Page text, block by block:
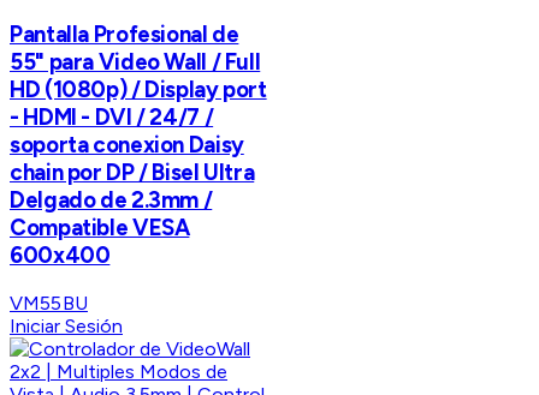
Pantalla Profesional de
55" para Video Wall / Full
HD (1080p) / Display port
- HDMI - DVI / 24/7 /
soporta conexion Daisy
chain por DP / Bisel Ultra
Delgado de 2.3mm /
Compatible VESA
600x400
VM55BU
Iniciar Sesión